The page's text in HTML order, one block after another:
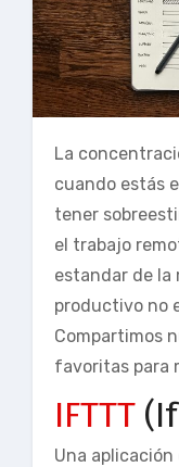
La
cuando estás
tener
el trabajo
estandar de la
productivo no
Compartimos
favoritas para
IFTTT
Una